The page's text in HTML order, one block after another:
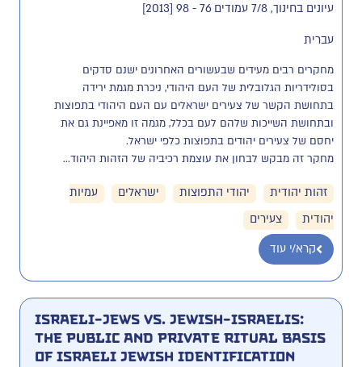
עיונים בחינוך, 7/8 עמודים 76 - 98 [2013]
עברית
בתחושת הקשר של צעירים ישראלים עם העם היהודי בתפוצות
ובתחושת השייכות שלהם לעם בכלל, מגמה זו מאפיינת גם את
יחסם של צעירים יהודים בתפוצות כלפי ישראל.
מחקר זה מבקש לבחון את עוצמת רכיביה של הזהות היהוד...
זהות יהודית יהודי התפוצות ישראלים
עמיות
יהודית
צעירים
קרא/י עוד
Israeli-Jews vs. Jewish-Israelis:
The Public and Private Ritual Basis
of Israeli Jewish Identification